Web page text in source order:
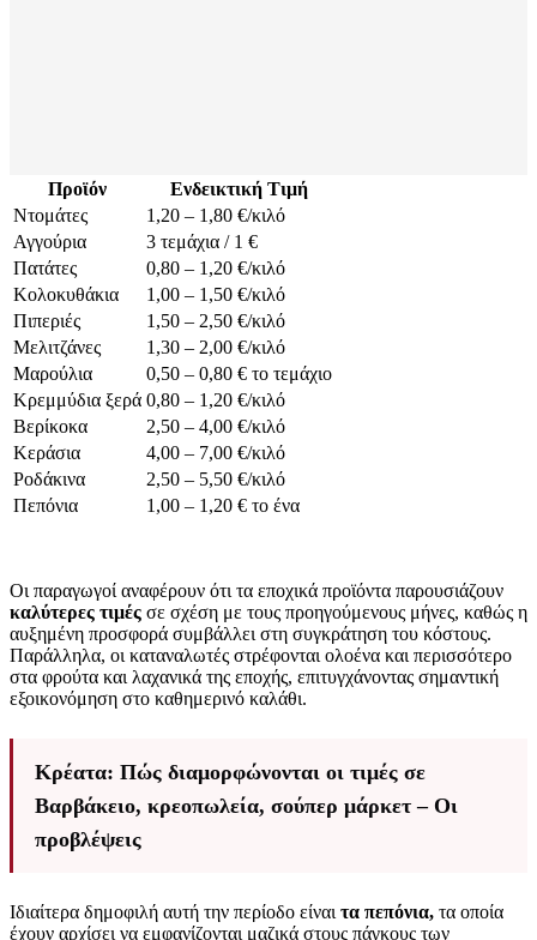
Προϊόν
Ενδεικτική Τιμή
Ντομάτες
1,20 – 1,80 €/κιλό
Αγγούρια
3 τεμάχια / 1 €
Πατάτες
0,80 – 1,20 €/κιλό
Κολοκυθάκια
1,00 – 1,50 €/κιλό
Πιπεριές
1,50 – 2,50 €/κιλό
Μελιτζάνες
1,30 – 2,00 €/κιλό
Μαρούλια
0,50 – 0,80 € το τεμάχιο
Κρεμμύδια ξερά 0,80 – 1,20 €/κιλό
Βερίκοκα
2,50 – 4,00 €/κιλό
Κεράσια
4,00 – 7,00 €/κιλό
Ροδάκινα
2,50 – 5,50 €/κιλό
Πεπόνια
1,00 – 1,20 € το ένα
Οι παραγωγοί αναφέρουν ότι τα εποχικά προϊόντα παρουσιάζουν
καλύτερες τιμές σε σχέση με τους προηγούμενους μήνες, καθώς η
αυξημένη προσφορά συμβάλλει στη συγκράτηση του κόστους.
Παράλληλα, οι καταναλωτές στρέφονται ολοένα και περισσότερο
στα φρούτα και λαχανικά της εποχής, επιτυγχάνοντας σημαντική
εξοικονόμηση στο καθημερινό καλάθι.
Κρέατα: Πώς διαμορφώνονται οι τιμές σε
Βαρβάκειο, κρεοπωλεία, σούπερ μάρκετ – Οι
προβλέψεις
Ιδιαίτερα δημοφιλή αυτή την περίοδο είναι τα πεπόνια, τα οποία
έχουν αρχίσει να εμφανίζονται μαζικά στους πάγκους των